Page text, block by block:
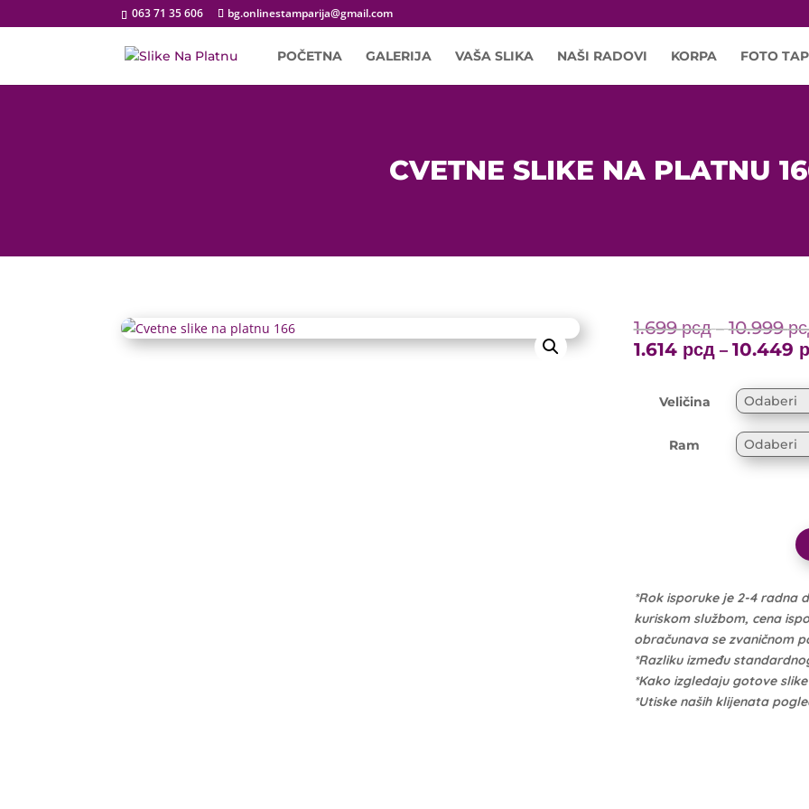
063 71 35 606 bg.onlinestamparija@gmail.com
POČETNA GALERIJA VAŠA SLIKA NAŠI RADOVI KORPA FOTO
CVETNE SLIKE NA PLATNU
1.699рсд – 10.999
1.614 рсд – 10.449
Veličina
Ram
*Rok isporuke je 2-4 radna
kuriskom službom, cena
obračunava se zvaničnom
*Razliku između
*Kako izgledaju gotove
*Utiske naših klijenata